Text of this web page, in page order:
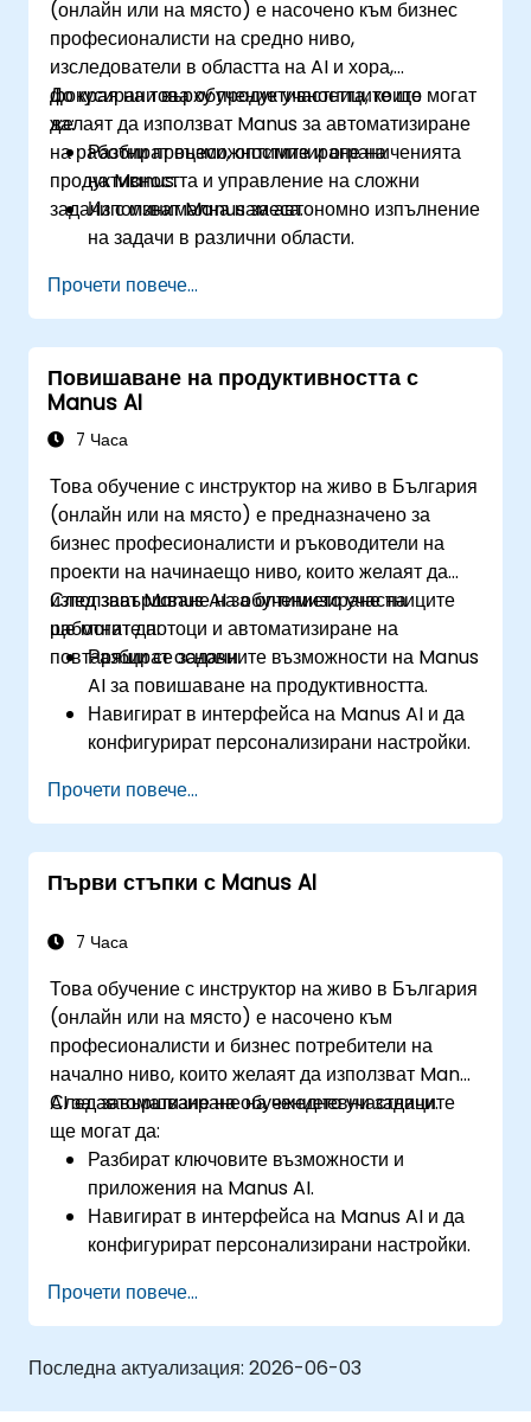
(онлайн или на място) е насочено към бизнес
професионалисти на средно ниво,
изследователи в областта на AI и хора,
фокусирани върху продуктивността, които
желаят да използват Manus за автоматизиране
на работни процеси, оптимизиране на
продуктивността и управление на сложни
задачи с минимална намеса.
До края на това обучение участниците ще могат
да:
Разбират възможностите и ограниченията
на Manus.
Използват Manus за автономно изпълнение
на задачи в различни области.
потоци за повишена ефективност.
Използват системата с множество агенти
на Manus за напреднало решаване на
проблеми.
Оптимизират резултатите от Manus за
бизнес и лични случаи на употреба.
Прочети повече...
Повишаване на продуктивността с
Manus AI
7 Часа
Това обучение с инструктор на живо в България
(онлайн или на място) е предназначено за
бизнес професионалисти и ръководители на
проекти на начинаещо ниво, които желаят да
използват Manus AI за оптимизиране на
работните потоци и автоматизиране на
повтарящи се задачи.
След завършване на обучението участниците
ще могат да:
Разбират основните възможности на Manus
AI за повишаване на продуктивността.
Навигират в интерфейса на Manus AI и да
конфигурират персонализирани настройки.
планиране, създаване на съдържание и
управление на данни.
Използват генерирани от AI прозрения за
оптимизиране на бизнес процесите.
и ефективно използване на AI.
Прочети повече...
Първи стъпки с Manus AI
7 Часа
Това обучение с инструктор на живо в България
(онлайн или на място) е насочено към
професионалисти и бизнес потребители на
начално ниво, които желаят да използват Manus
AI за автоматизиране на ежедневни задачи.
След завършване на обучението участниците
ще могат да:
Разбират ключовите възможности и
приложения на Manus AI.
Навигират в интерфейса на Manus AI и да
конфигурират персонализирани настройки.
рутинни задачи, повишаване на
продуктивността и оптимизиране на
работни процеси.
Изследват сътрудничеството между
множество агенти в платформата.
Прочети повече...
Последна актуализация: 2026-06-03